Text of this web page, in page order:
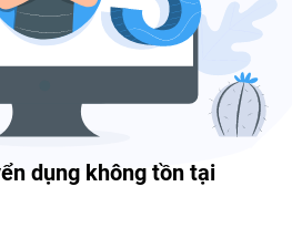
dụng không tồn tại